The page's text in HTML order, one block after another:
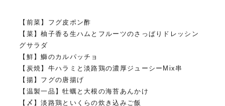
【前菜】フグ皮ポン酢
【菜】柚子香る生ハムとフルーツのさっぱりドレッシン
グサラダ
【鮮】鰤のカルパッチョ
【炭焼】牛ハラミと淡路鶏の濃厚ジューシーMix串
【揚】フグの唐揚げ
【温製一品】牡蠣と大根の海苔あんかけ
【〆】淡路鶏といくらの炊き込みご飯